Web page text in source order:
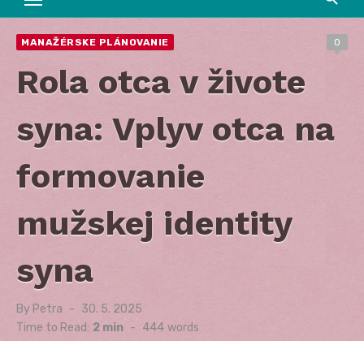
MANAŽÉRSKE PLÁNOVANIE 0
Rola otca v živote
syna: Vplyv otca na
formovanie
mužskej identity
syna
By Petra
Posted
on
30. 5. 2025
Time to Read: 2 min - 444 words